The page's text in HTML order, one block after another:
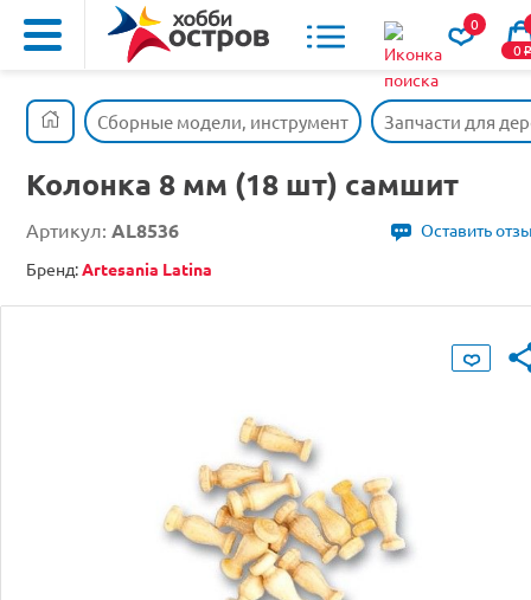
0
0o
Сборные модели, инструмент Запчасти для
Колонка 8 мм (18 шт) самшит
Артикул: AL8536
Оставить
Бренд:Artesania Latina